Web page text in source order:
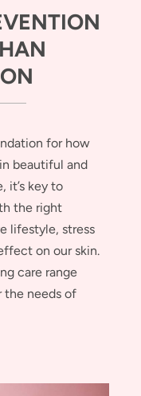
for how
beautiful and
it’s key to
the right
lifestyle, stress
on our skin.
care range
the needs of